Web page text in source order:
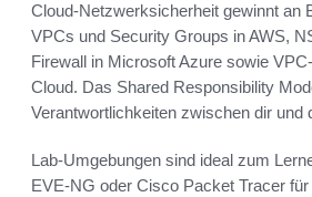
Cloud-Netzwerksicherheit gewinnt an
VPCs und Security Groups in AWS,
Firewall in Microsoft Azure sowie
Cloud. Das Shared Responsibility
Verantwortlichkeiten zwischen dir und
Lab-Umgebungen sind ideal zum
EVE-NG oder Cisco Packet Tracer